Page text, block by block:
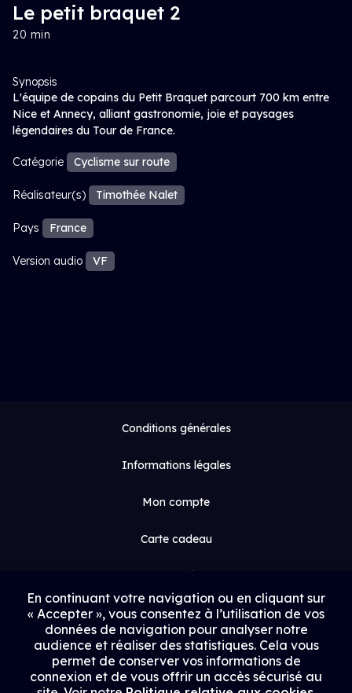
Le petit braquet 2
20 min
Synopsis
L'équipe de copains du Petit Braquet parcourt 700 km entre
Nice et Annecy, alliant gastronomie, joie et paysages
légendaires du Tour de France.
Catégorie Cyclisme sur route
Réalisateur(s) Timothée Nalet
Pays France
Version audio VF
Conditions générales
Informations légales
Mon compte
Carte cadeau
Espace médias
Contact
Proposer un film
Rejoindre Uptrack
En continuant votre navigation ou en cliquant sur
« Accepter », vous consentez à l’utilisation de vos
données de navigation pour analyser notre
audience et réaliser des statistiques. Cela vous
permet de conserver vos informations de
connexion et de vous offrir un accès sécurisé au